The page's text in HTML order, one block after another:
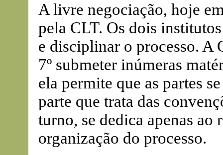
A livre negociação, hoje
pela CLT. Os dois
e disciplinar o processo. A
7º submeter inúmeras
ela permite que as partes
parte que trata das
turno, se dedica apenas ao
organização do processo.